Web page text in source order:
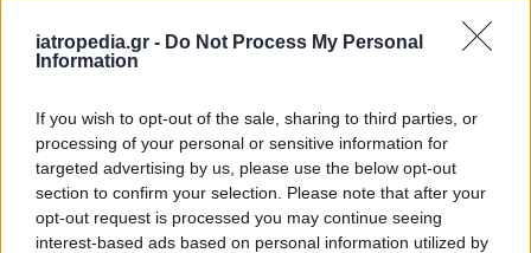
iatropedia.gr - Do Not Process My Personal
Information
If you wish to opt-out of the sale, sharing to third parties, or
processing of your personal or sensitive information for
targeted advertising by us, please use the below opt-out
section to confirm your selection. Please note that after your
opt-out request is processed you may continue seeing
interest-based ads based on personal information utilized by